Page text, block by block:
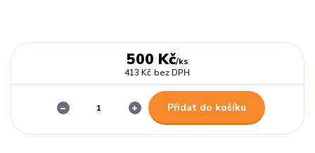
500 Kč/ks
413 Kč bez DPH
Přidat do košíku